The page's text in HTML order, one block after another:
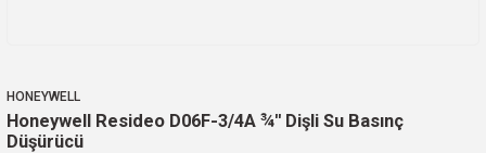
HONEYWELL
Honeywell Resideo D06F-3/4A ¾'' Dişli Su Basınç
Düşürücü